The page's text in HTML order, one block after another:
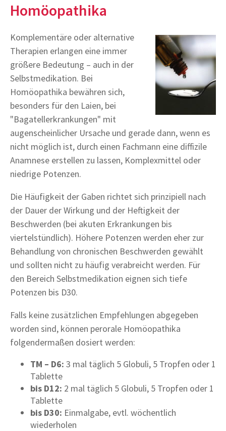
Homöopathika
Komplementäre oder alternative
Therapien erlangen eine immer
größere Bedeutung – auch in der
Selbstmedikation. Bei
Homöopathika bewähren sich,
besonders für den Laien, bei
"Bagatellerkrankungen" mit
augenscheinlicher Ursache und gerade dann, wenn es
nicht möglich ist, durch einen Fachmann eine diffizile
Anamnese erstellen zu lassen, Komplexmittel oder
niedrige Potenzen.
Die Häufigkeit der Gaben richtet sich prinzipiell nach
der Dauer der Wirkung und der Heftigkeit der
Beschwerden (bei akuten Erkrankungen bis
viertelstündlich). Höhere Potenzen werden eher zur
Behandlung von chronischen Beschwerden gewählt
und sollten nicht zu häufig verabreicht werden. Für
den Bereich Selbstmedikation eignen sich tiefe
Potenzen bis D30.
Falls keine zusätzlichen Empfehlungen abgegeben
worden sind, können perorale Homöopathika
folgendermaßen dosiert werden:
TM – D6: 3 mal täglich 5 Globuli, 5 Tropfen oder 1
Tablette
bis D12: 2 mal täglich 5 Globuli, 5 Tropfen oder 1
Tablette
bis D30: Einmalgabe, evtl. wöchentlich
wiederholen